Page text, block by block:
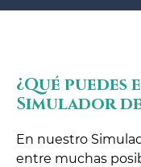
¿Qué
Simulador
En nuestro
entre muchas